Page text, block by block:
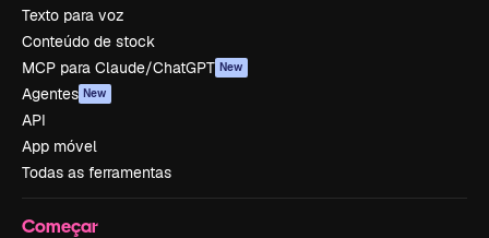
Texto para voz
Conteúdo de stock
MCP para Claude/ChatGPT New
Agentes New
API
App móvel
Todas as ferramentas
Começar